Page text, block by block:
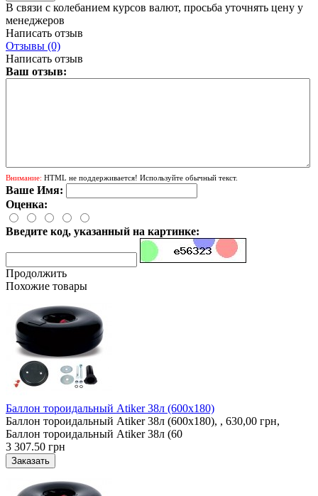
В связи с колебанием курсов валют, просьба уточнять цену у
менеджеров
Написать отзыв
Отзывы (0)
Написать отзыв
Ваш отзыв:
Внимание: HTML не поддерживается! Используйте обычный текст.
Ваше Имя:
Оценка:
Введите код, указанный на картинке:
Продолжить
Похожие товары
Баллон тороидальный Atiker 38л (600х180)
Баллон тороидальный Atiker 38л (600х180), , 630,00 грн,
Баллон тороидальный Atiker 38л (60
3 307.50 грн